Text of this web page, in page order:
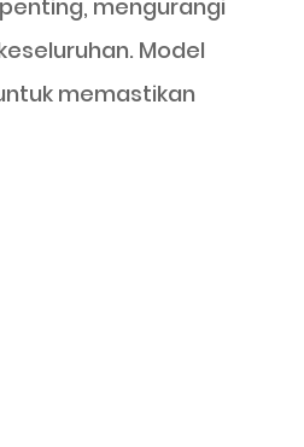
mengurangi
Model
memastikan